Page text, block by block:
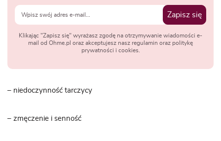
Zapisz się
Klikając "Zapisz się" wyrażasz zgodę na otrzymywanie wiadomości e-
mail od Ohme.pl oraz akceptujesz nasz regulamin oraz politykę
prywatności i cookies.
– niedoczynność tarczycy
– zmęczenie i senność